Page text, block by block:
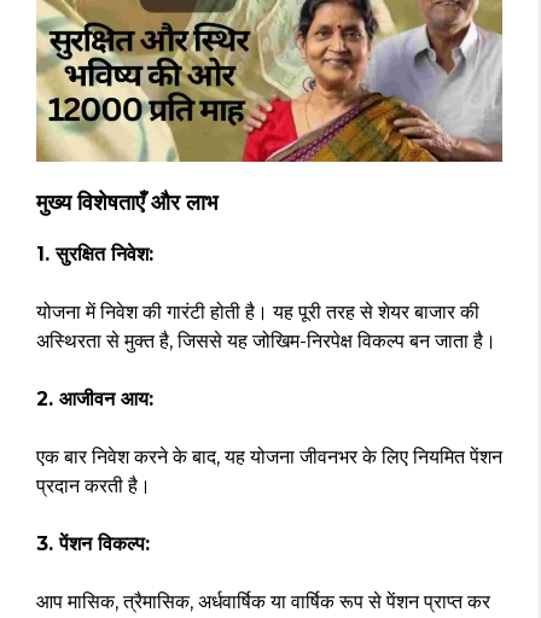
मुख्य विशेषताएँ और लाभ
1. सुरक्षित निवेश:
योजना में निवेश की गारंटी होती है। यह पूरी तरह से शेयर बाजार की
अस्थिरता से मुक्त है, जिससे यह जोखिम-निरपेक्ष विकल्प बन जाता है।
2. आजीवन आय:
एक बार निवेश करने के बाद, यह योजना जीवनभर के लिए नियमित पेंशन
प्रदान करती है।
3. पेंशन विकल्प:
आप मासिक, त्रैमासिक, अर्धवार्षिक या वार्षिक रूप से पेंशन प्राप्त कर